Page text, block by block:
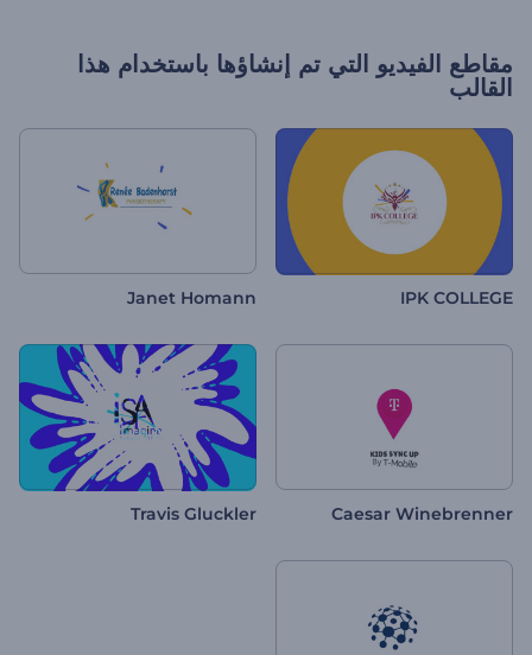
مقاطع الفيديو التي تم إنشاؤها باستخدام هذا
القالب
IPK COLLEGE
Janet Homann
Caesar Winebrenner
Travis Gluckler